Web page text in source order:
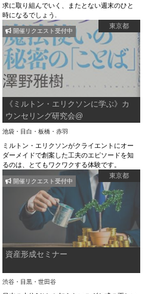
求に取り組んでいく、またとない週末のひと
時になるでしょう.
東京都
《ミルトン・エリクソンに学ぶ》カ
ウンセリング研究会@
池袋・目白・板橋・赤羽
ミルトン・エリクソンがクライエントにオー
ダーメイドで創案した工夫のエピソードを知
るのは、とてもワクワクする体験です。
開催リクエスト受付中
東京都
資産形成セミナー
渋谷・目黒・世田谷
開催リクエスト受付中